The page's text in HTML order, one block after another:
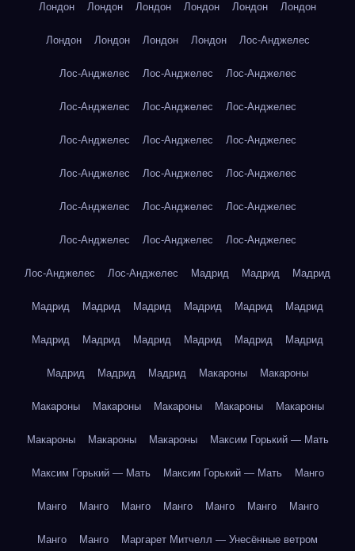
Лондон Лондон Лондон Лондон Лондон Лондон
Лондон Лондон Лондон Лондон Лос-Анджелес
Лос-Анджелес Лос-Анджелес Лос-Анджелес
Лос-Анджелес Лос-Анджелес Лос-Анджелес
Лос-Анджелес Лос-Анджелес Лос-Анджелес
Лос-Анджелес Лос-Анджелес Лос-Анджелес
Лос-Анджелес Лос-Анджелес Лос-Анджелес
Лос-Анджелес Лос-Анджелес Лос-Анджелес
Лос-Анджелес Лос-Анджелес Мадрид Мадрид Мадрид
Мадрид Мадрид Мадрид Мадрид Мадрид Мадрид
Мадрид Мадрид Мадрид Мадрид Мадрид Мадрид
Мадрид Мадрид Мадрид Макароны Макароны
Макароны Макароны Макароны Макароны Макароны
Макароны Макароны Макароны Максим Горький — Мать
Максим Горький — Мать Максим Горький — Мать Манго
Манго Манго Манго Манго Манго Манго Манго
Манго Манго Маргарет Митчелл — Унесённые ветром